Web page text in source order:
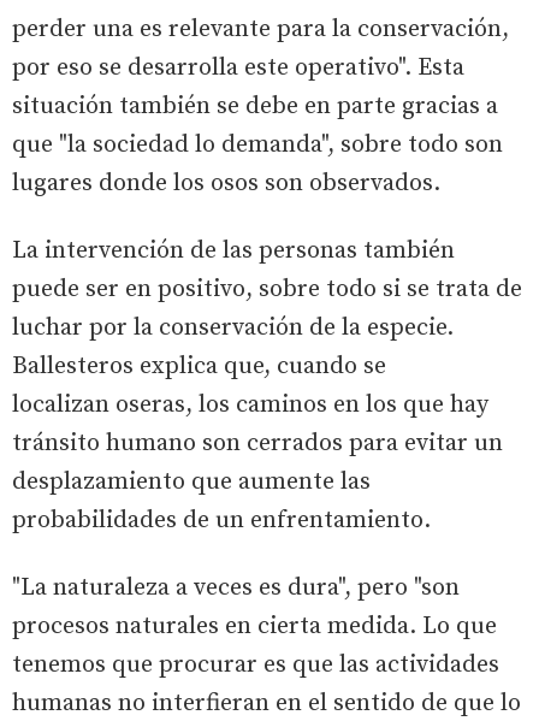
perder una es relevante para la conservación,
por eso se desarrolla este operativo". Esta
situación también se debe en parte gracias a
que "la sociedad lo demanda", sobre todo son
lugares donde los osos son observados.
La intervención de las personas también
puede ser en positivo, sobre todo si se trata de
luchar por la conservación de la especie.
Ballesteros explica que, cuando se
localizan oseras, los caminos en los que hay
tránsito humano son cerrados para evitar un
desplazamiento que aumente las
probabilidades de un enfrentamiento.
"La naturaleza a veces es dura", pero "son
procesos naturales en cierta medida. Lo que
tenemos que procurar es que las actividades
humanas no interfieran en el sentido de que lo